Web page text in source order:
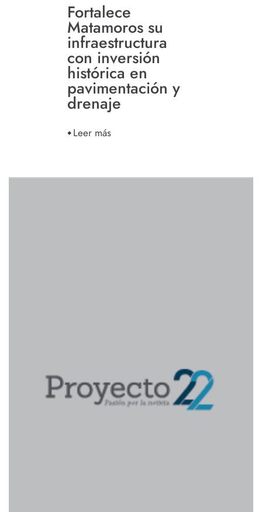
Fortalece
Matamoros su
infraestructura
con inversión
histórica en
pavimentación y
drenaje
Leer más